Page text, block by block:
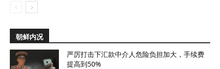
朝鲜内况
严厉打击下汇款中介人危险负担加大，手续费
提高到50%